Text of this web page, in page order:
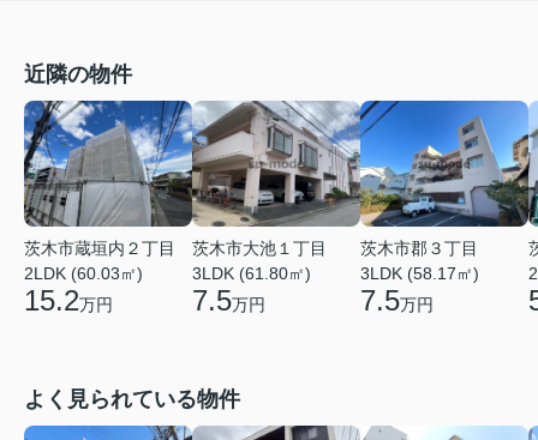
近隣の物件
茨木市蔵垣内２丁目
2LDK (60.03㎡)
15.2万円
茨木市大池１丁目
3LDK (61.80㎡)
7.5万円
茨木市郡３丁目
3LDK (58.17㎡)
7.5万円
よく見られている物件